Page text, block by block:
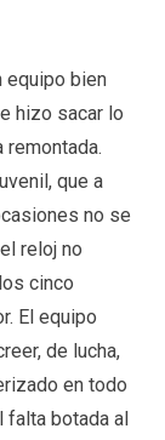
equipo bien
hizo sacar lo
que a
no se
reloj no
cinco
El equipo
de lucha,
en todo
falta botada al